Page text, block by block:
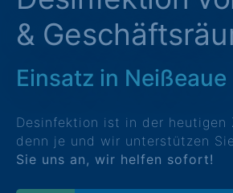
&
Einsatz in Neißeaue
Desinfektion ist in der
denn je und wir unterstützen
Sie uns an, wir helfen sofort!